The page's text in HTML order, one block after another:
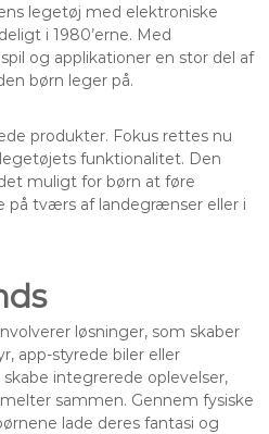
legetøj med elektroniske
i 1980’erne. Med
og applikationer en stor del af
børn leger på.
produkter. Fokus rettes nu
funktionalitet. Den
muligt for børn at føre
på tværs af landegrænser eller i
løsninger, som skaber
app-styrede biler eller
integrerede oplevelser,
sammen. Gennem fysiske
lade deres fantasi og